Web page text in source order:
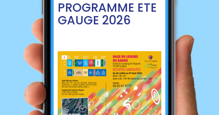
PROGRAMME ETE
GAUGE 2026